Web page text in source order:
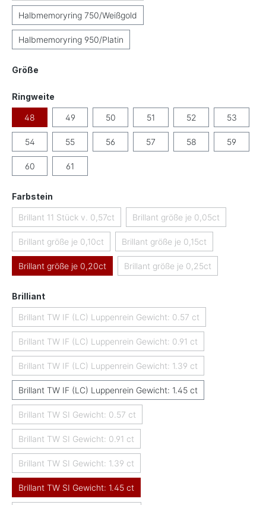
Halbmemoryring 750/Weißgold
Halbmemoryring 950/Platin
Größe
Ringweite
48 49 50 51 52 53
54 55 56 57 58 59
60 61
Farbstein
Brillant 11 Stück v. 0,57ct(Diese Option ist zurzeit nicht verfügbar.)
Brillant größe je 0,05ct
(Diese Option ist zurzeit
Brillant größe je 0,10ct(Diese Option ist zurzeit nicht verfügbar.)
Brillant größe je 0,15ct(Diese Option ist zurzeit nicht
Brillant größe je 0,20ct Brillant größe je 0,25ct
(Diese Option ist zurzeit
Brilliantauswählen
Brillant TW IF (LC) Luppenrein Gewicht: 0.57 ct
(Diese Option ist zurzeit nicht verfügbar.)
Brillant TW IF (LC) Luppenrein Gewicht: 0.91 ct
(Diese Option ist zurzeit nicht verfügbar.)
Brillant TW IF (LC) Luppenrein Gewicht: 1.39 ct
(Diese Option ist zurzeit nicht verfügbar.)
Brillant TW IF (LC) Luppenrein Gewicht: 1.45 ct
Brillant TW SI Gewicht: 0.57 ct(Diese Option ist zurzeit nicht verfügbar.)
Brillant TW SI Gewicht: 0.91 ct(Diese Option ist zurzeit nicht verfügbar.)
Brillant TW SI Gewicht: 1.39 ct(Diese Option ist zurzeit nicht verfügbar.)
Brillant TW SI Gewicht: 1.45 ct